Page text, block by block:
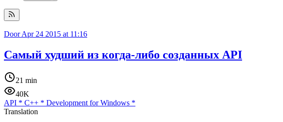
DoorApr 24 2015 at 11:16
Самый худший из когда-либо созданных API
21 min
40K
API * C++ * Development for Windows *
Translation